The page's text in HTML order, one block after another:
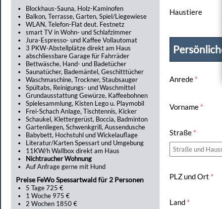
Blockhaus-Sauna, Holz-Kaminofen
Balkon, Terrasse, Garten, Spiel/Liegewiese
WLAN, Telefon-Flat deut. Festnetz
smart TV in Wohn- und Schlafzimmer
Jura-Espresso- und Kaffee Vollautomat
3 PKW-Abstellplätze direkt am Haus
abschliessbare Garage für Fahrräder
Bettwäsche, Hand- und Badetücher
Saunatücher, Bademäntel, Geschitttücher
Waschmaschine, Trockner, Staubsauger
Spültabs, Reinigungs- und Waschmittel
Grundausstattung Gewürze, Kaffeebohnen
Spielesammlung, Kisten Lego u. Playmobil
Frei-Schach Anlage, Tischtennis, Kicker
Schaukel, Klettergerüst, Boccia, Badminton
Gartenliegen, Schwenkgrill, Aussendusche
Babybett, Hochstuhl und Wickelauflage
Literatur/Karten Spessart und Umgebung
11KW/h Wallbox direkt am Haus
Nichtraucher Wohnung
Auf Anfrage gerne mit Hund
Preise FeWo Spessartwald für 2 Personen
5 Tage 725 €
1 Woche 975 €
2 Wochen 1850 €
Haustiere
Anrede *
Vorname *
Straße *
PLZ und Ort *
Land *